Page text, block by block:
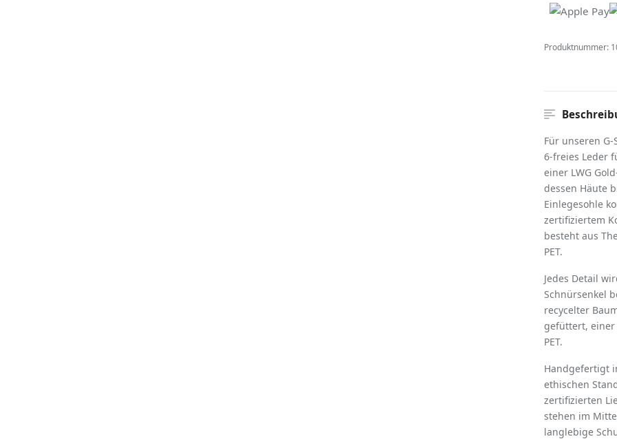
Produktnummer:
Für unseren
6-freies Leder
einer LWG
dessen Häute
Einlegesohle
zertifiziertem
besteht aus
PET.
Jedes Detail
Schnürsenkel
recycelter
gefüttert, einer
PET.
Handgefertigt
ethischen
zertifizierten
stehen im
langlebige